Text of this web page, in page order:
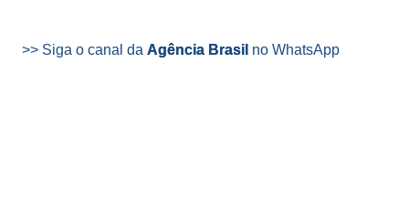
>> Siga o canal da Agência Brasil no WhatsApp